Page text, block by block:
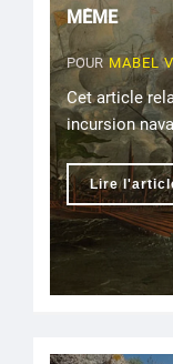
MÊME
POUR MABEL
Cet article
incursion
Lire